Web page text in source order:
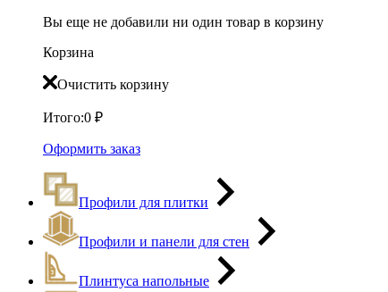
Вы еще не добавили ни один товар в корзину
Корзина
Очистить корзину
Итого:0 ₽
Оформить заказ
Профили для плитки
Профили и панели для стен
Плинтуса напольные